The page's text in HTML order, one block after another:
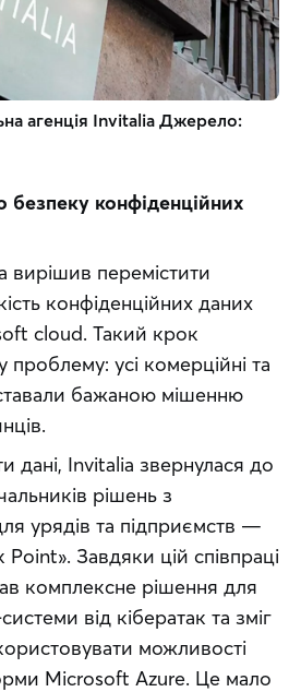
агенція Invitalia Джерело:
конфіденційних
вирішив перемістити
конфіденційних даних
cloud. Такий крок
усі комерційні та
ставали бажаною мішенню
дані, Invitalia звернулася до
рішень з
урядів та підприємств —
Point». Завдяки цій співпраці
комплексне рішення для
системи від кібератак та зміг
можливості
Microsoft Azure. Це мало